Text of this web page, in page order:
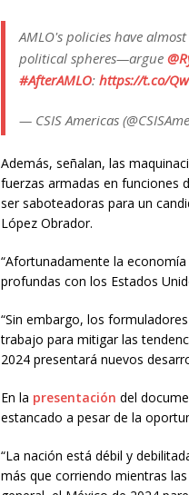
AMLO's policies have
political spheres—argue
#AfterAMLO: https://t.co/
— CSIS Americas
Además, señalan, las
fuerzas armadas en funciones
ser saboteadoras para un
López Obrador.
“Afortunadamente la
profundas con los Estados
“Sin embargo, los
trabajo para mitigar las
2024 presentará nuevos
En la presentación del
estancado a pesar de la
“La nación está débil y
más que corriendo mientras